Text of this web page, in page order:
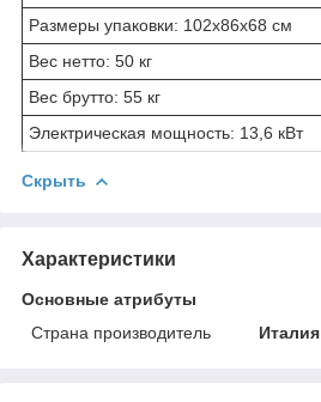
Размеры упаковки: 102x86x68 см
Вес нетто: 50 кг
Вес брутто: 55 кг
Электрическая мощность: 13,6 кВт
Скрыть
Характеристики
Основные атрибуты
Страна производитель
Италия